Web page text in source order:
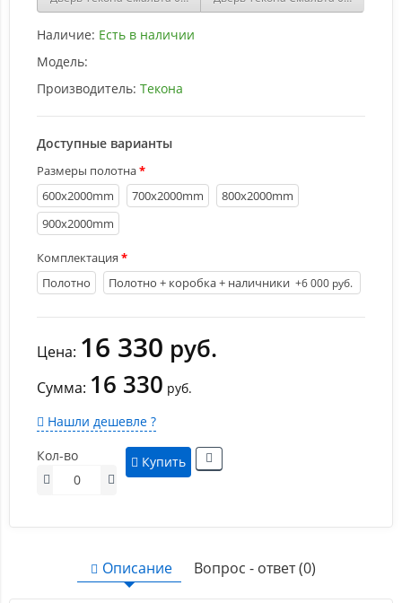
Наличие: Есть в наличии
Модель:
Производитель: Текона
Доступные варианты
Размеры полотна
600х2000mm
700х2000mm
800х2000mm
900х2000mm
Комплектация
Полотно
Полотно + коробка + наличники +6 000 руб.
Цена: 16 330 руб.
Сумма: 16 330 руб.
Нашли дешевле ?
Кол-во
Купить
Описание Вопрос - ответ (0)